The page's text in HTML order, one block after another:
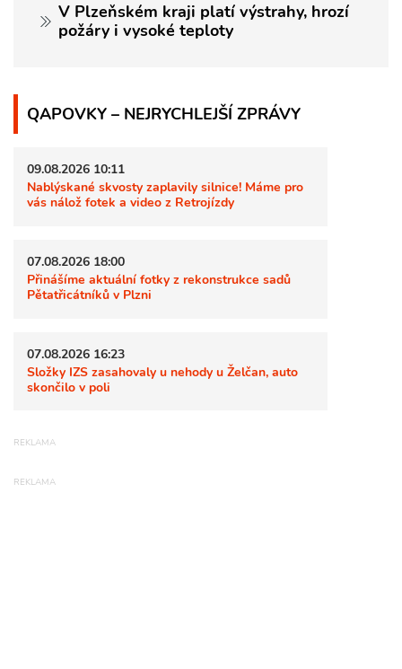
V Plzeňském kraji platí výstrahy, hrozí
požáry i vysoké teploty
QAPOVKY – NEJRYCHLEJŠÍ ZPRÁVY
09.08.2026 10:11
Nablýskané skvosty zaplavily silnice! Máme pro
vás nálož fotek a video z Retrojízdy
07.08.2026 18:00
Přinášíme aktuální fotky z rekonstrukce sadů
Pětatřicátníků v Plzni
07.08.2026 16:23
Složky IZS zasahovaly u nehody u Želčan, auto
skončilo v poli